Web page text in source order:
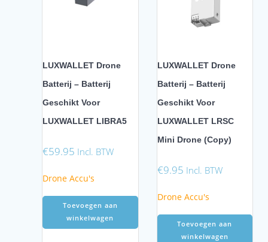
LUXWALLET Drone
Batterij – Batterij
Geschikt Voor
LUXWALLET LIBRA5
€59.95 Incl. BTW
Drone Accu's
Toevoegen aan
winkelwagen
LUXWALLET Drone
Batterij – Batterij
Geschikt Voor
LUXWALLET LRSC
Mini Drone (Copy)
€9.95 Incl. BTW
Drone Accu's
Toevoegen aan
winkelwagen